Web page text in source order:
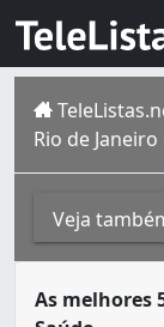
Rio de Janeiro
Veja
As melhores
A cidade do